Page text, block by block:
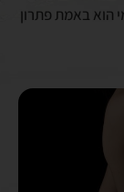
הוא באמת פתרון